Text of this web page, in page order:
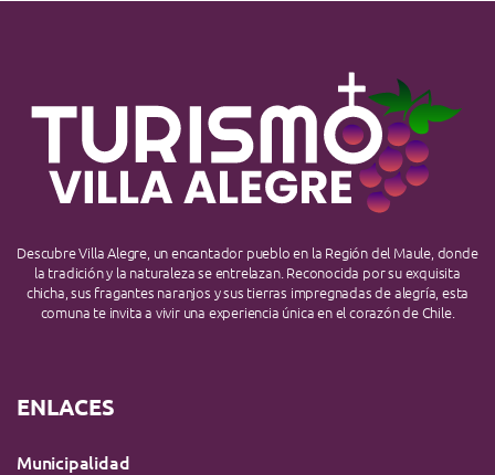
Descubre Villa Alegre, un encantador pueblo en la Región del Maule, donde
la tradición y la naturaleza se entrelazan. Reconocida por su exquisita
chicha, sus fragantes naranjos y sus tierras impregnadas de alegría, esta
comuna te invita a vivir una experiencia única en el corazón de Chile.
ENLACES
Municipalidad